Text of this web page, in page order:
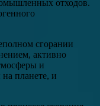
отходов.
сгорании
активно
и
планете, и